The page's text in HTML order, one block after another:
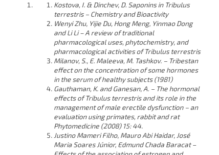
Kostova, I. & Dinchev, D. Saponins in Tribulus
terrestris – Chemistry and Bioactivity
Wenyi Zhu, Yijie Du, Hong Meng, Yinmao Dong
and Li Li – A review of traditional
pharmacological uses, phytochemistry, and
pharmacological activities of Tribulus terrestris
Milanov, S., E. Maleeva, M. Tashkov. – Tribestan
effect on the concentration of some hormones
in the serum of healthy subjects (1981)
Gauthaman, K. and Ganesan, A. – The hormonal
effects of Tribulus terrestris and its role in the
management of male erectile dysfunction – an
evaluation using primates, rabbit and rat
Phytomedicine (2008) 15: 44.
Justino Mameri Filho, Mauro Abi Haidar, José
Maria Soares Júnior, Edmund Chada Baracat –